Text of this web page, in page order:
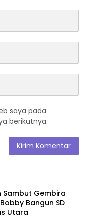
saya pada
berikutnya.
Sambut Gembira
Bangun SD
Utara